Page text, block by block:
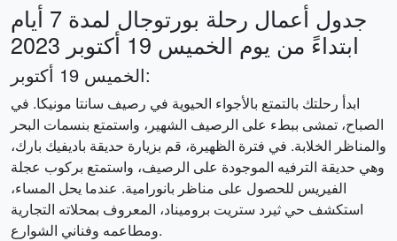
جدول أعمال رحلة بورتوجال لمدة 7 أيام
ابتداءً من يوم الخميس 19 أكتوبر 2023
الخميس 19 أكتوبر:
ابدأ رحلتك بالتمتع بالأجواء الحيوية في رصيف سانتا مونيكا. في
الصباح، تمشى ببطء على الرصيف الشهير، واستمتع بنسمات البحر
والمناظر الخلابة. في فترة الظهيرة، قم بزيارة حديقة باديفيك بارك،
وهي حديقة الترفيه الموجودة على الرصيف، واستمتع بركوب عجلة
الفيريس للحصول على مناظر بانورامية. عندما يحل المساء،
استكشف حي ثيرد ستريت بروميناد، المعروف بمحلاته التجارية
ومطاعمه وفناني الشوارع.